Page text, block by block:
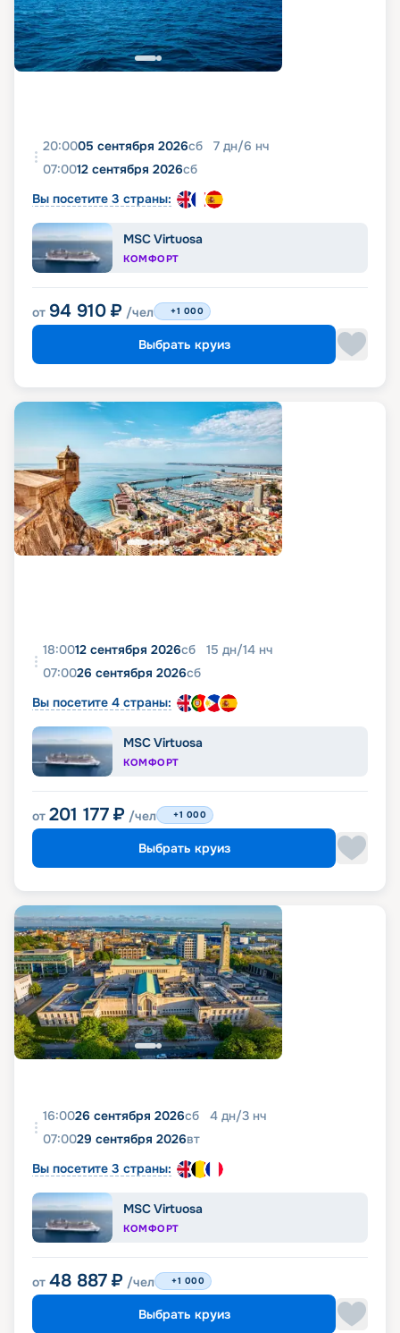
20:0005 сентября 2026сб 7 дн/6 нч
07:0012 сентября 2026сб
Вы посетите 3 страны:
MSC Virtuosa
КОМФОРТ
от 94 910 ₽ /чел +1 000
Выбрать круиз
18:0012 сентября 2026сб 15 дн/14 нч
07:0026 сентября 2026сб
Вы посетите 4 страны:
MSC Virtuosa
КОМФОРТ
от 201 177 ₽ /чел +1 000
Выбрать круиз
16:0026 сентября 2026сб 4 дн/3 нч
07:0029 сентября 2026вт
Вы посетите 3 страны:
MSC Virtuosa
КОМФОРТ
от 48 887 ₽ /чел +1 000
Выбрать круиз